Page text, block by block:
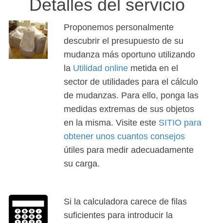
Detalles del servicio
Proponemos personalmente
descubrir el presupuesto de su
mudanza más oportuno utilizando
la Utilidad online metida en el
sector de utilidades para el cálculo
de mudanzas. Para ello, ponga las
medidas extremas de sus objetos
en la misma. Visite este SITIO para
obtener unos cuantos consejos
útiles para medir adecuadamente
su carga.
Si la calculadora carece de filas
suficientes para introducir la